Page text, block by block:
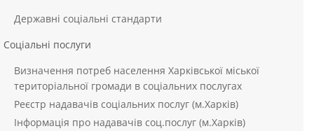
Державні соціальні стандарти
Соціальні послуги
Визначення потреб населення Харківської міської
територіальної громади в соціальних послугах
Реєстр надавачів соціальних послуг (м.Харків)
Інформація про надавачів соц.послуг (м.Харків)